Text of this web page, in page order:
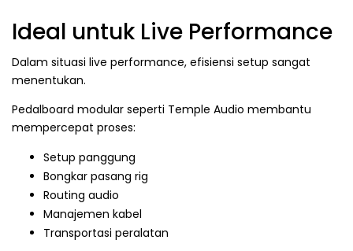
Ideal untuk Live Performance
Dalam situasi live performance, efisiensi setup sangat
menentukan.
Pedalboard modular seperti Temple Audio membantu
mempercepat proses:
Setup panggung
Bongkar pasang rig
Routing audio
Manajemen kabel
Transportasi peralatan